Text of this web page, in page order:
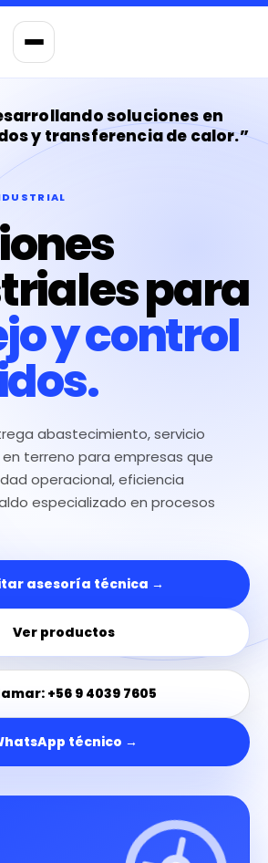
soluciones en
y transferencia de calor.”
para
y control
abastecimiento, servicio
terreno para empresas que
operacional, eficiencia
especializado en procesos
asesoría técnica →
Ver productos
+56 9 4039 7605
técnico →